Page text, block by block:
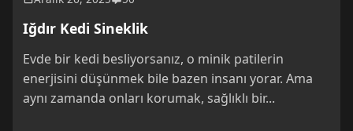
Iğdır Kedi Sineklik
Evde bir kedi besliyorsanız, o minik patilerin
enerjisini düşünmek bile bazen insanı yorar. Ama
aynı zamanda onları korumak, sağlıklı bir...